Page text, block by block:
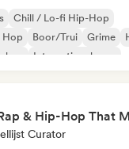
Chill / Lo-fi Hip-Hop
Hop
Boor/Trui Grime
Internationale rap
& Hip-Hop That
Curator